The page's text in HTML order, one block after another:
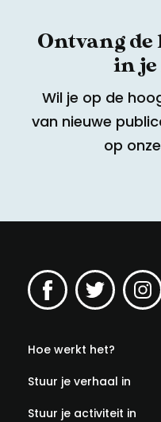
Ontvang de
in
Wil je op de
van nieuwe
op
Hoe werkt het?
Stuur je verhaal in
Stuur je activiteit in